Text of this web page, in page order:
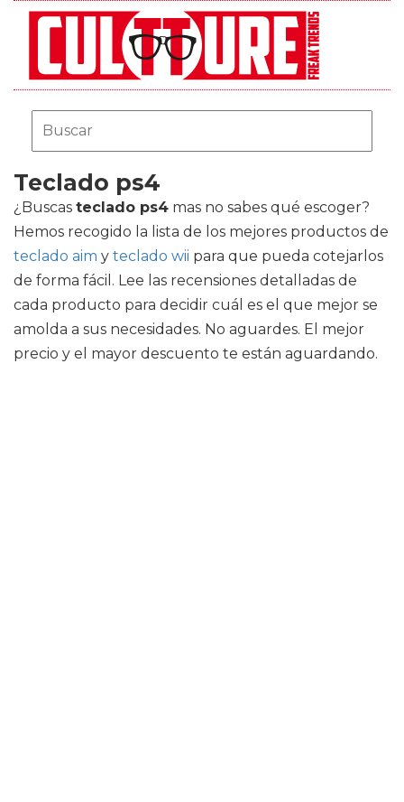
Teclado ps4
¿Buscas teclado ps4 mas no sabes qué escoger?
Hemos recogido la lista de los mejores productos de
teclado aim y teclado wii para que pueda cotejarlos
de forma fácil. Lee las recensiones detalladas de
cada producto para decidir cuál es el que mejor se
amolda a sus necesidades. No aguardes. El mejor
precio y el mayor descuento te están aguardando.